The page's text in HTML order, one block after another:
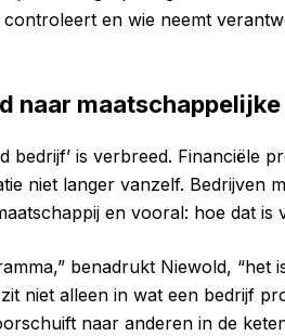
en wie neemt
naar
bedrijf’ is verbreed. Financiële
niet langer vanzelf. Bedrijven
en vooral: hoe dat is
benadrukt Niewold, “het
niet alleen in wat een bedrijf
naar anderen in de